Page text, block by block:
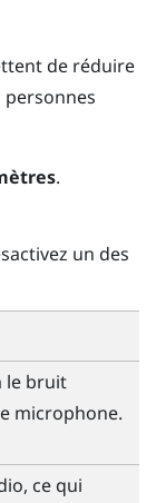
de réduire
personnes
.
un des
le bruit
microphone.
ce qui